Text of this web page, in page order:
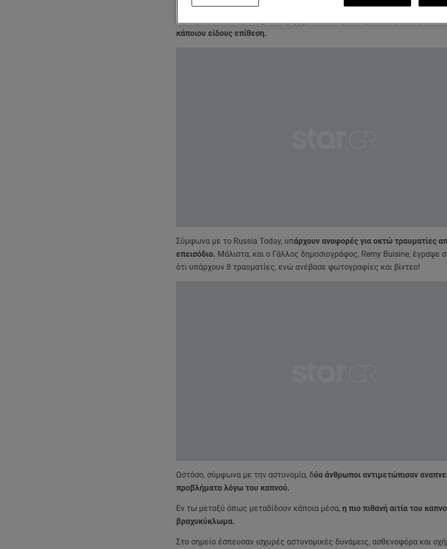
Οι πρώτες πληροφορίες
έκαναν λόγο για έκρηξη, όμως εκπρόσωπος της
διευκρίνισε ότι δεν υπήρξε έκρηξη, και σε καμία περίπτωση δεν πρόκειται
κάποιου είδους επίθεση.
Σύμφωνα με το Russia Today, υπάρχουν αναφορές για οκτώ τραυματίες
επεισόδιο. Μάλιστα, και ο Γάλλος δημοσιογράφος, Remy Buisine, έγραψε
ότι υπάρχουν 8 τραυματίες, ενώ ανέβασε φωτογραφίες και βίντεο!
Ωστόσο, σύμφωνα με την αστυνομία, δύο άνθρωποι αντιμετώπισαν
προβλήματα λόγω του καπνού.
Εν τω μεταξύ όπως μεταδίδουν κάποια μέσα, η πιο πιθανή αιτία του
βραχυκύκλωμα.
Στο σημείο έσπευσαν ισχυρές αστυνομικές δυνάμεις, ασθενοφόρα και